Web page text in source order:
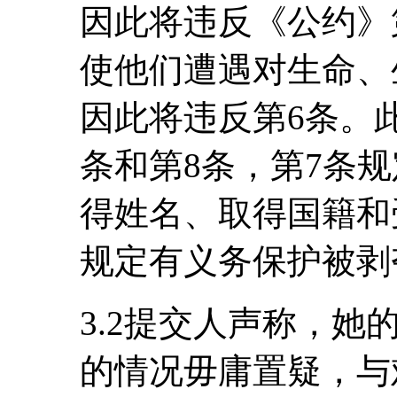
因此将违反《公约
使他们遭遇对生命
因此将违反第6条。
条和第8条，第7条
得姓名、取得国籍
规定有义务保护被
3.2提交人声称，她
的情况毋庸置疑，